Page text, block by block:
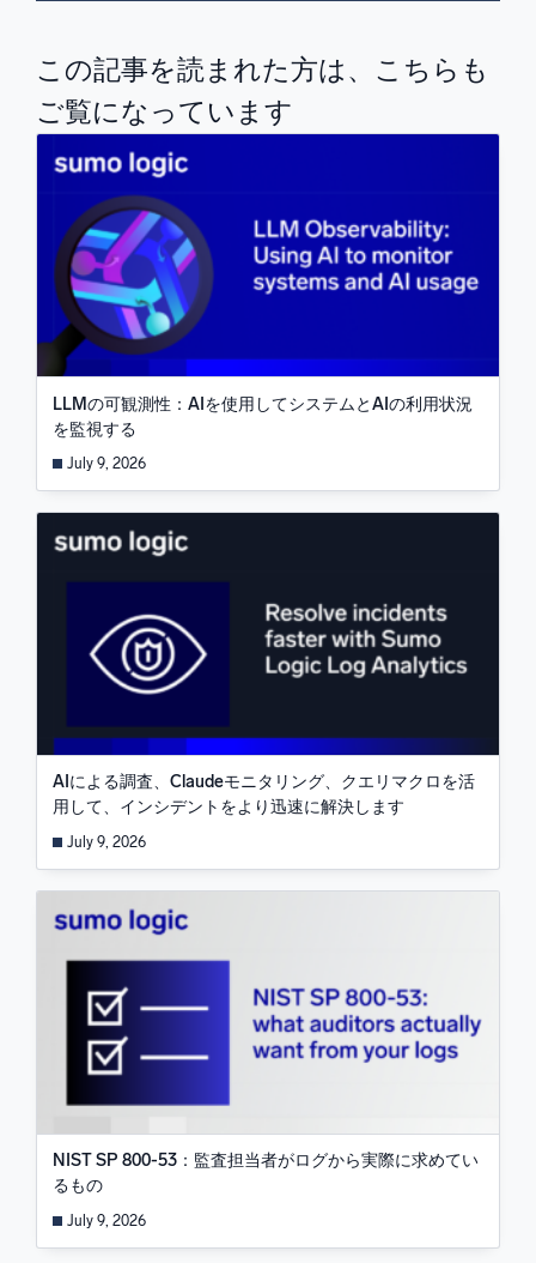
この記事を読まれた方は、こちらも
ご覧になっています
LLMの可観測性：AIを使用してシステムとAIの利用状況
を監視する
July 9, 2026
AIによる調査、Claudeモニタリング、クエリマクロを活
用して、インシデントをより迅速に解決します
July 9, 2026
NIST SP 800-53：監査担当者がログから実際に求めてい
るもの
July 9, 2026